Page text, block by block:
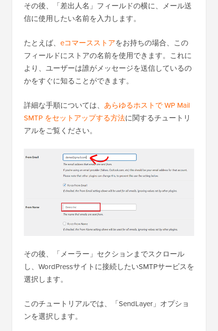
その後、「差出人名」フィールドの横に、メール送
信に使用したい名前を入力します。
たとえば、 eコマースストアをお持ちの場合、この
フィールドにストアの名前を使用できます。これに
より、ユーザーは誰がメッセージを送信しているの
かをすぐに知ることができます。
詳細な手順については、 あらゆるホストで WP Mail
SMTP をセットアップする方法に関するチュートリ
アルをご覧ください。
その後、「メーラー」セクションまでスクロール
し、WordPressサイトに接続したいSMTPサービスを
選択します。
このチュートリアルでは、「SendLayer」オプショ
ンを選択します。